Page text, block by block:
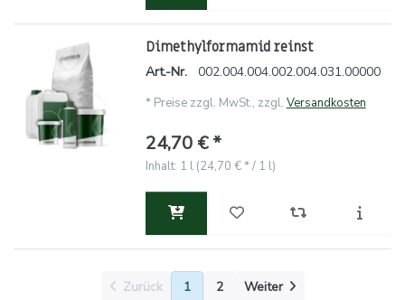
Dimethylformamid reinst
Art.-Nr. 002.004.004.002.004.031.00000
* Preise zzgl. MwSt., zzgl. Versandkosten
24,70 € *
Inhalt: 1 l (24,70 € * / 1 l)
Zurück 1 2 Weiter